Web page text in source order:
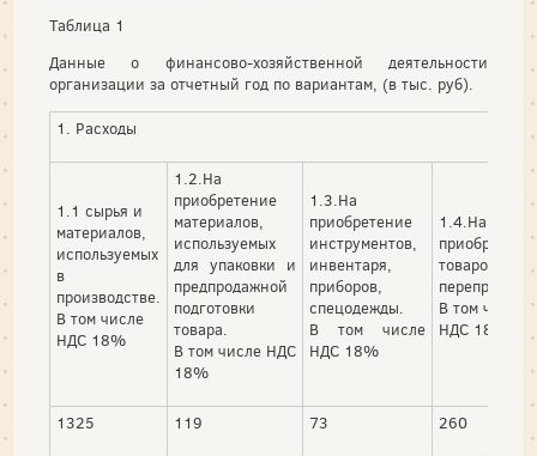
Таблица 1
Данные о финансово-хозяйственной деятельности
организации за отчетный год по вариантам, (в тыс. руб).
1. Расходы
1.1 сырья и
материалов,
используемых
в
производстве.
В том числе
НДС 18%
1.2.На
приобретение
материалов,
используемых
для упаковки и
предпродажной
подготовки
товара.
В том числе НДС
18%
1.3.На
приобретение
инструментов,
инвентаря,
приборов,
спецодежды.
В том числе
НДС 18%
1.4.На
товаров для
В том числе
НДС 18%
1325 119 73 260